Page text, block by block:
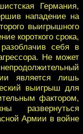
Германия,
нападение на
выигрышного
короткого срока,
себя в
Не может
является лишь
выигрыш для
фактором,
развернуться
Армии в войне